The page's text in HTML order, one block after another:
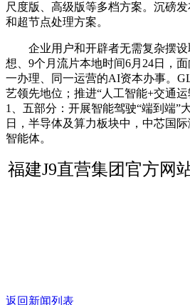
尺度版、高级版等多档方案。沉磅
和超节点处理方案。
企业用户和开辟者无需复杂摆设
想、9个月流片本地时间6月24日，
一办理、同一运营的AI资本办事。
艺领先地位；推进“人工智能+交通运
1、五部分：开展智能驾驶“端到端”
日，半导体及算力板块中，中芯国
智能体。
福建J9直营集团官方网
返回新闻列表